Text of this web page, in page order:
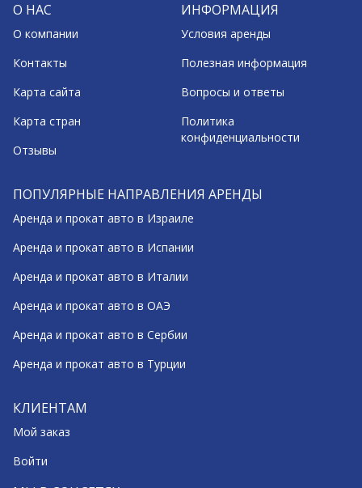
О НАС
О компании
Контакты
Карта сайта
Карта стран
Отзывы
ИНФОРМАЦИЯ
Условия аренды
Полезная информация
Вопросы и ответы
Политика
конфиденциальности
ПОПУЛЯРНЫЕ НАПРАВЛЕНИЯ АРЕНДЫ
Аренда и прокат авто в Израиле
Аренда и прокат авто в Испании
Аренда и прокат авто в Италии
Аренда и прокат авто в ОАЭ
Аренда и прокат авто в Сербии
Аренда и прокат авто в Турции
КЛИЕНТАМ
Мой заказ
Войти